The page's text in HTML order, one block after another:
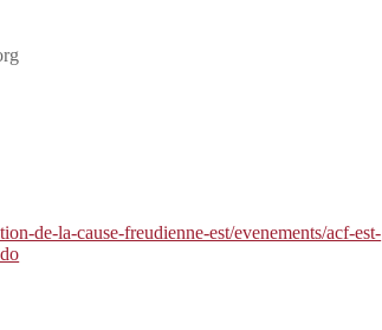
de-la-cause-freudienne-est/evenements/acf-est-